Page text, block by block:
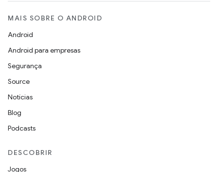
MAIS SOBRE O ANDROID
Android
Android para empresas
Segurança
Source
Notícias
Blog
Podcasts
DESCOBRIR
Jogos